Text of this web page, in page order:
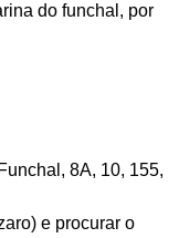
do funchal, por
8A, 10, 155,
e procurar o